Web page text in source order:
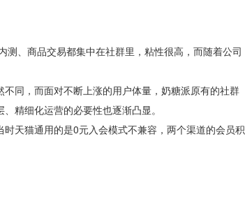
、商品交易都集中在社群里，粘性很高，而随着公司
同，而面对不断上涨的用户体量，奶糖派原有的社群
精细化运营的必要性也逐渐凸显。
天猫通用的是0元入会模式不兼容，两个渠道的会员积